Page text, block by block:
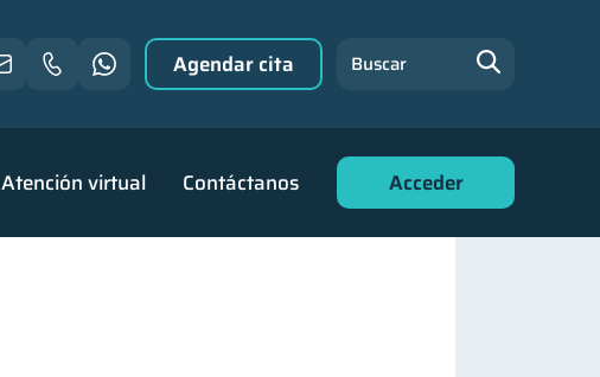
Atención virtual Contáctanos Acceder
Agendar cita Buscar